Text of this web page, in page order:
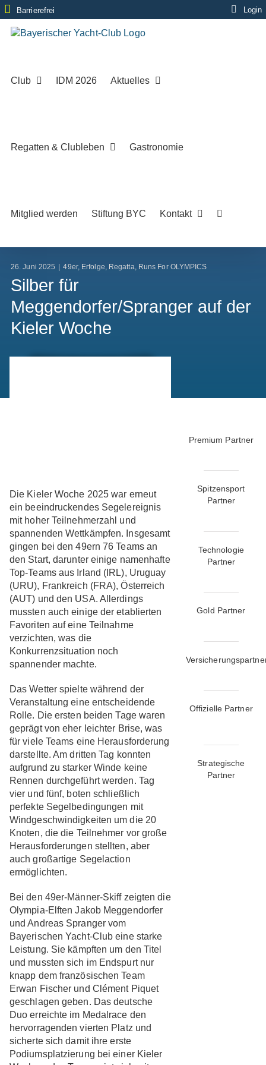
Zum
Inhalt
springen
Barrierefrei Login
Club IDM 2026 Aktuelles
Regatten & Clubleben Gastronomie
Mitglied werden Stiftung BYC Kontakt
26. Juni 2025 49er, Erfolge, Regatta, Runs For OLYMPICS
Silber für
Meggendorfer/Spranger auf der
Kieler Woche
Die Kieler Woche 2025 war erneut
ein beeindruckendes Segelereignis
mit hoher Teilnehmerzahl und
spannenden Wettkämpfen. Insgesamt
gingen bei den 49ern 76 Teams an
den Start, darunter einige namenhafte
Top-Teams aus Irland (IRL), Uruguay
(URU), Frankreich (FRA), Österreich
(AUT) und den USA. Allerdings
mussten auch einige der etablierten
Favoriten auf eine Teilnahme
verzichten, was die
Konkurrenzsituation noch
spannender machte.
Das Wetter spielte während der
Veranstaltung eine entscheidende
Rolle. Die ersten beiden Tage waren
geprägt von eher leichter Brise, was
für viele Teams eine Herausforderung
darstellte. Am dritten Tag konnten
aufgrund zu starker Winde keine
Rennen durchgeführt werden. Tag
vier und fünf, boten schließlich
perfekte Segelbedingungen mit
Windgeschwindigkeiten um die 20
Knoten, die die Teilnehmer vor große
Herausforderungen stellten, aber
auch großartige Segelaction
ermöglichten.
Bei den 49er-Männer-Skiff zeigten die
Olympia-Elften Jakob Meggendorfer
und Andreas Spranger vom
Bayerischen Yacht-Club eine starke
Leistung. Sie kämpften um den Titel
und mussten sich im Endspurt nur
knapp dem französischen Team
Erwan Fischer und Clément Piquet
geschlagen geben. Das deutsche
Duo erreichte im Medalrace den
hervorragenden vierten Platz und
sicherte sich damit ihre erste
Podiumsplatzierung bei einer Kieler
Premium Partner
Spitzensport
Partner
Technologie
Partner
Gold Partner
Offizielle Partner
Strategische
Partner